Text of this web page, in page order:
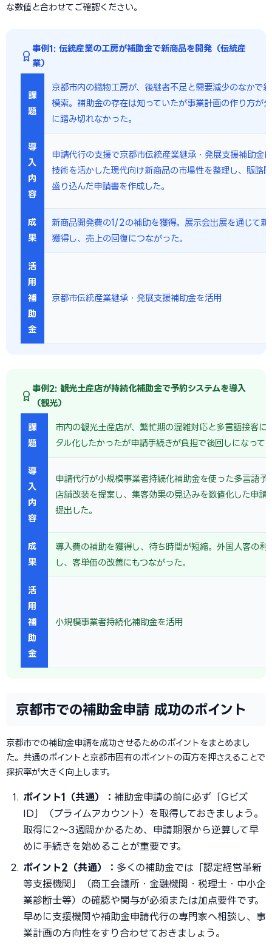
な数値と合わせてご確認ください。
事例1: 伝統産業の工房が補助金で新商品を開発（伝統産
業）
課
題
京都市内の織物工房が、後継者不足と需要減少のなかで
模索。補助金の存在は知っていたが事業計画の作り方が
に踏み切れなかった。
導
入
内
容
申請代行の支援で京都市伝統産業継承・発展支援補助金
技術を活かした現代向け新商品の市場性を整理し、販路
盛り込んだ申請書を作成した。
成
果
新商品開発費の1/2の補助を獲得。展示会出展を通じて新
獲得し、売上の回復につながった。
活
用
補
助
金
京都市伝統産業継承・発展支援補助金を活用
事例2: 観光土産店が持続化補助金で予約システムを導入
（観光）
課
題
市内の観光土産店が、繁忙期の混雑対応と多言語接客に
タル化したかったが申請手続きが負担で後回しになって
導
入
内
容
申請代行が小規模事業者持続化補助金を使った多言語予
店舗改装を提案し、集客効果の見込みを数値化した申請
提出した。
成
果
導入費の補助を獲得し、待ち時間が短縮。外国人客の利
し、客単価の改善にもつながった。
活
用
補
助
金
小規模事業者持続化補助金を活用
京都市での補助金申請 成功のポイント
京都市での補助金申請を成功させるためのポイントをまとめまし
た。共通のポイントと京都市固有のポイントの両方を押さえることで
採択率が大きく向上します。
ポイント1（共通）： 補助金申請の前に必ず「Gビズ
ID」（プライムアカウント）を取得しておきましょう。
取得に2〜3週間かかるため、申請期限から逆算して早
めに手続きを始めることが重要です。
ポイント2（共通）： 多くの補助金では「認定経営革新
等支援機関」（商工会議所・金融機関・税理士・中小企
業診断士等）の確認や関与が必須または加点要件です。
早めに支援機関や補助金申請代行の専門家へ相談し、事
業計画の方向性をすり合わせておきましょう。